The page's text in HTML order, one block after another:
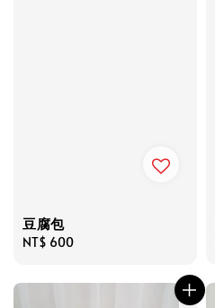
豆腐包
Regular
NT$ 600